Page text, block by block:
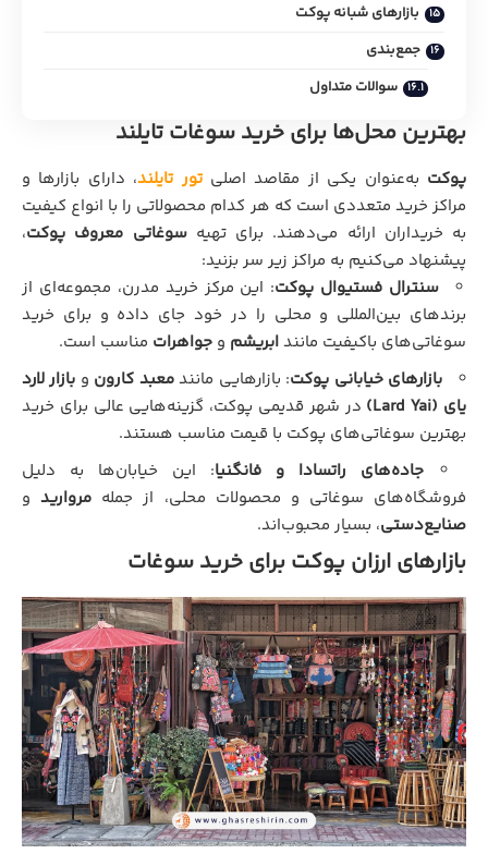
بازارهای شبانه پوکت
جمع‌بندی
سوالات متداول
بهترین محل‌ها برای خرید سوغات تایلند
پوکت به‌عنوان یکی از مقاصد اصلیتور تایلند، دارای بازارها و
مراکز خرید متعددی است که هر کدام محصولاتی را با انواع کیفیت
به خریداران ارائه می‌دهند. برای تهیهسوغاتی معروف پوکت،
پیشنهاد می‌کنیم به مراکز زیر سر بزنید:
سنترال فستیوال پوکت: این مرکز خرید مدرن، مجموعه‌ای از
برندهای بین‌المللی و محلی را در خود جای داده و برای خرید
سوغاتی‌های باکیفیت مانندابریشم و جواهرات مناسب است.
بازارهای خیابانی پوکت: بازارهایی مانندمعبد کارون و بازار لارد
یای (Lard Yai)
در شهر قدیمی پوکت، گزینه‌هایی عالی برای خرید
بهترین سوغاتی‌های پوکت با قیمت مناسب هستند.
جاده‌های راتسادا و فانگنیا: این خیابان‌ها به دلیل
فروشگاه‌های سوغاتی و محصولات محلی، از جمله مرواریدو
صنایع‌دستی، بسیار محبوب‌اند.
بازارهای ارزان پوکت برای خرید سوغات